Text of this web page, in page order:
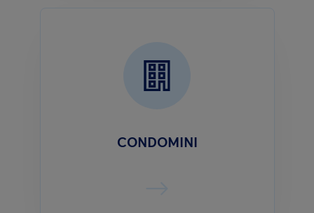
CONDOMINI